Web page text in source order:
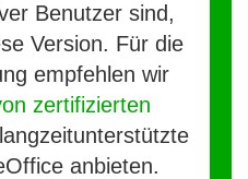
Benutzer sind,
Version. Für die
empfehlen wir
zertifizierten
anbieten.